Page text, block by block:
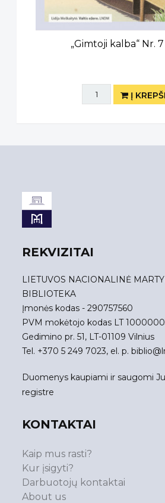
„Gimtoji kalba“ Nr.
Į
REKVIZITAI
LIETUVOS NACIONALINĖ
BIBLIOTEKA
Įmonės kodas - 290757560
PVM mokėtojo kodas LT
Gedimino pr. 51, LT-01109 Vilnius
Tel. +370 5 249 7023, el. p.
Duomenys kaupiami ir saugomi
registre
KONTAKTAI
Kaip mus rasti?
Kur įsigyti?
Darbuotojų kontaktai
About us